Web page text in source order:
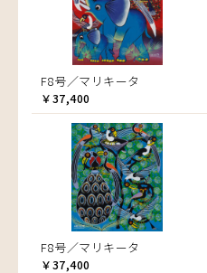
F8号／マリキータ
￥37,400
F8号／マリキータ
￥37,400